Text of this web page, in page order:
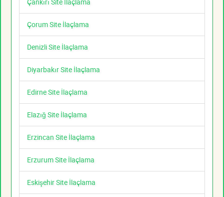
Çorum Site İlaçlama
Denizli Site İlaçlama
Diyarbakır Site İlaçlama
Edirne Site İlaçlama
Elazığ Site İlaçlama
Erzincan Site İlaçlama
Erzurum Site İlaçlama
Eskişehir Site İlaçlama